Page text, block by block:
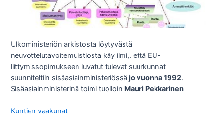
Ulkoministeriön arkistosta löytyvästä
neuvottelutavoitemuistiosta käy ilmi,. että EU-
liittymissopimukseen luvatut tulevat suurkunnat
suunniteltiin sisäasiainministeriössä jo vuonna 1992.
Sisäasiainministerinä toimi tuolloin Mauri Pekkarinen
Kuntien vaakunat